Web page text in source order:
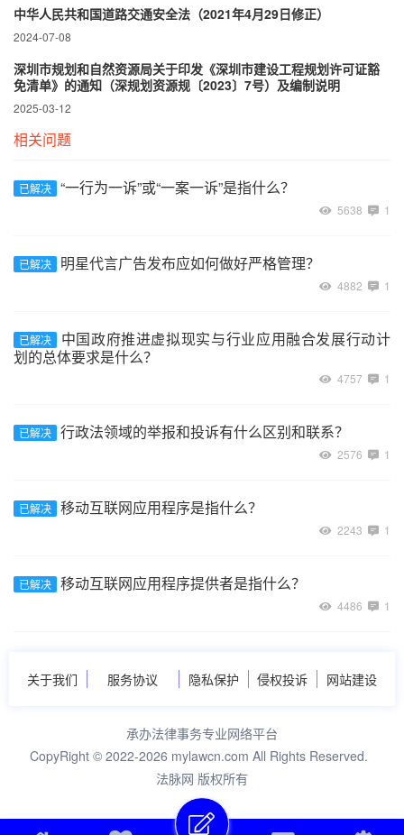
中华人民共和国道路交通安全法（2021年4月29日修正）
2024-07-08
深圳市规划和自然资源局关于印发《深圳市建设工程规划许可证豁
免清单》的通知（深规划资源规〔2023〕7号）及编制说明
2025-03-12
相关问题
已解决 “一行为一诉”或“一案一诉”是指什么？
5638 1
已解决 明星代言广告发布应如何做好严格管理？
4882 1
已解决
中国政府推进虚拟现实与行业应用融合发展行动计
划的总体要求是什么？
4757 1
已解决 行政法领域的举报和投诉有什么区别和联系？
2576 1
已解决 移动互联网应用程序是指什么？
2243 1
已解决 移动互联网应用程序提供者是指什么？
4486 1
关于我们 服务协议 隐私保护 侵权投诉 网站建设
承办法律事务专业网络平台
CopyRight © 2022-2026 mylawcn.com All Rights Reserved.
法脉网 版权所有